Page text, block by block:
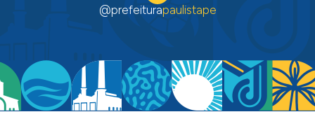
@prefeiturapaulistape